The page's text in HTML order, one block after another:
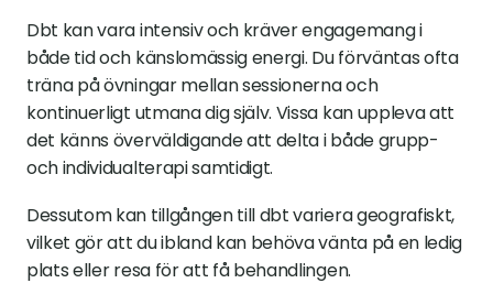
Dbt kan vara intensiv och kräver engagemang i
både tid och känslomässig energi. Du förväntas ofta
träna på övningar mellan sessionerna och
kontinuerligt utmana dig själv. Vissa kan uppleva att
det känns överväldigande att delta i både grupp-
och individualterapi samtidigt.
Dessutom kan tillgången till dbt variera geografiskt,
vilket gör att du ibland kan behöva vänta på en ledig
plats eller resa för att få behandlingen.